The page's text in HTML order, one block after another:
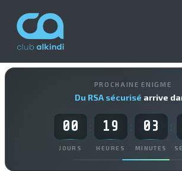
PROCHAINE ENIGME
Du RSA sécurisé arrive
00
JOURS
: 19
HEURES
: 03
MINUTES
: